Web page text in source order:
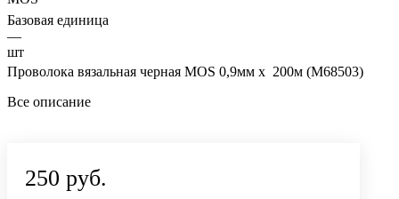
Базовая единица
—
шт
Проволока вязальная черная MOS 0,9мм х 200м (М68503)
Все описание
250 руб.